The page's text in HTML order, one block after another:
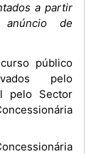
a partir
de
pelo
pelo Sector